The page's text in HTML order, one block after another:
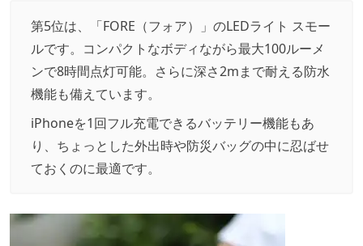
第5位は、「FORE（フォア）」のLEDライト スモー
ルです。コンパクトなボディながら最大100ルーメ
ンで8時間点灯可能。さらに深さ2mまで耐える防水
機能も備えています。
iPhoneを1回フル充電できるバッテリー機能もあ
り、ちょっとした外出時や防災バッグの中に忍ばせ
ておくのに最適です。